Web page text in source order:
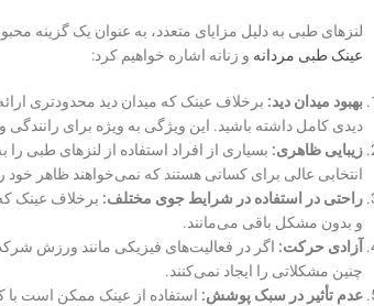
لنزهای طبی به دلیل مزایای متعدد، به عنوان یک گزینه
عینک طبی مردانه و زنانه اشاره خواهیم کرد:
بهبود میدان دید: برخلاف عینک که میدان دید محدودتری
دیدی کامل داشته باشید. این ویژگی به ویژه برای
زیبایی ظاهری: بسیاری از افراد استفاده از لنزهای طبی
انتخابی عالی برای کسانی هستند که نمی‌خواهند ظاهر خود را
راحتی در استفاده در شرایط جوی مختلف: برخلاف عینک
و بدون مشکل باقی می‌مانند.
آزادی حرکت: اگر در فعالیت‌های فیزیکی مانند ورزش
چنین مشکلاتی را ایجاد نمی‌کنند.
عدم تأثیر در سبک پوشش: استفاده از عینک ممکن است با